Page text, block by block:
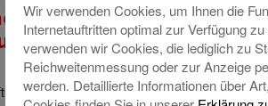
Spendenbudget – über
der Stiftergemeinschaft
Wir verwenden Cookies, um Ihnen die
Internetauftritten optimal zur Verfügung
verwenden wir Cookies, die lediglich zu
Reichweitenmessung oder zur Anzeige
werden. Detaillierte Informationen über